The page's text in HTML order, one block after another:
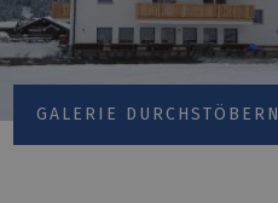
GALERIE DURCHSTÖBERN